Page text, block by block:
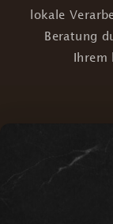
lokale
Beratung